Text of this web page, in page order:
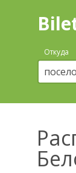
Поиск
онлайн
Откуда